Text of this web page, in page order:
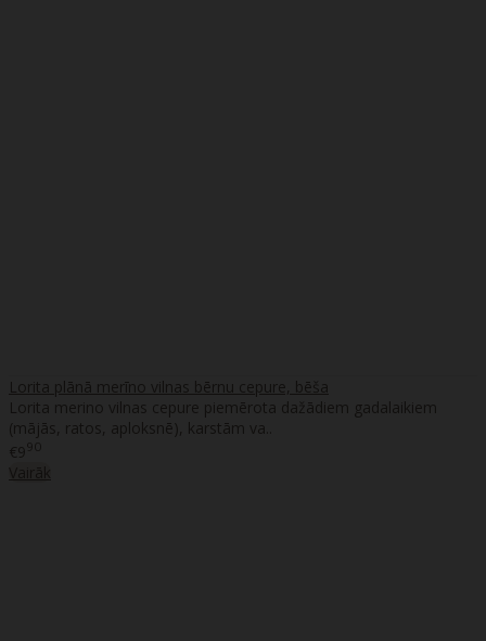
Lorita plānā merīno vilnas bērnu cepure, bēša
Lorita merino vilnas cepure piemērota dažādiem gadalaikiem
(mājās, ratos, aploksnē), karstām va..
€990
Vairāk